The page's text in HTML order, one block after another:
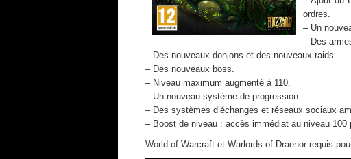
ordres.
– Un
– Des
– Des nouveaux donjons et des nouveaux raids.
– Des nouveaux boss.
– Niveau maximum augmenté à 110.
– Un nouveau système de progression.
– Des systèmes d’échanges et réseaux sociaux
– Boost de niveau : accès immédiat au niveau 100
World of Warcraft et Warlords of Draenor requis